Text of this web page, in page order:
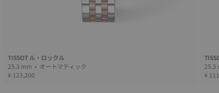
TISSOT ル・ロックル
25.3 mm • オートマティック
¥ 123,200
¥